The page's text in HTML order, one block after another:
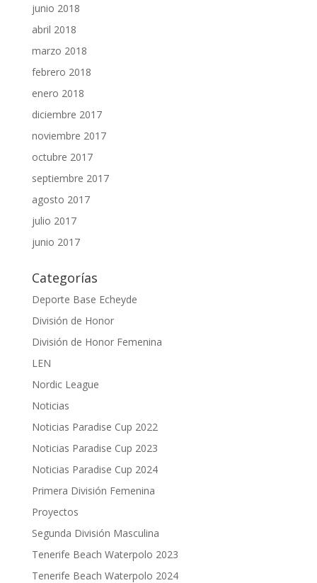
junio 2018
abril 2018
marzo 2018
febrero 2018
enero 2018
diciembre 2017
noviembre 2017
octubre 2017
septiembre 2017
agosto 2017
julio 2017
junio 2017
Categorías
Deporte Base Echeyde
División de Honor
División de Honor Femenina
LEN
Nordic League
Noticias
Noticias Paradise Cup 2022
Noticias Paradise Cup 2023
Noticias Paradise Cup 2024
Primera División Femenina
Proyectos
Segunda División Masculina
Tenerife Beach Waterpolo 2023
Tenerife Beach Waterpolo 2024